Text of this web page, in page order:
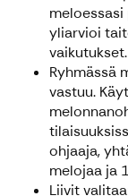
yliarvioi
vaikutukset.
Ryhmässä
vastuu.
ohjaaja,
melojaa ja
Liivit